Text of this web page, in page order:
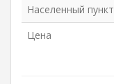
Населенный пункт
Цена